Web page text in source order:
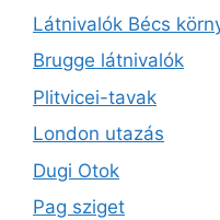
Látnivalók Bécs
Brugge látnivalók
Plitvicei-tavak
London utazás
Dugi Otok
Pag sziget